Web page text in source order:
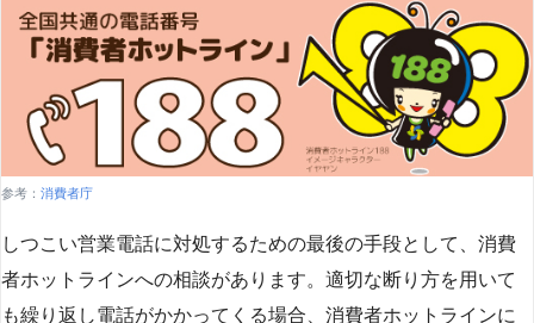
参考： 消費者庁
しつこい営業電話に対処するための最後の手段として、消費
者ホットラインへの相談があります。適切な断り方を用いて
も繰り返し電話がかかってくる場合、消費者ホットラインに